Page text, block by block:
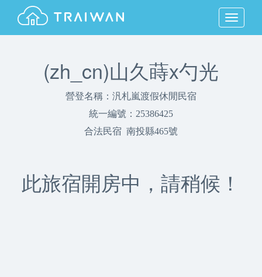
MENU
(zh_cn)山久蒔x勺光
營登名稱：汎札嵐渡假休閒民宿
統一編號：25386425
合法民宿 南投縣465號
此旅宿開房中，請稍候！